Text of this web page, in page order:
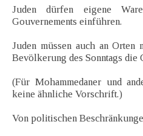
Juden dürfen eigene
Gouvernements einführen.
Juden müssen auch an
Bevölkerung des Sonntags die
(Für Mohammedaner und
keine ähnliche Vorschrift.)
Von politischen